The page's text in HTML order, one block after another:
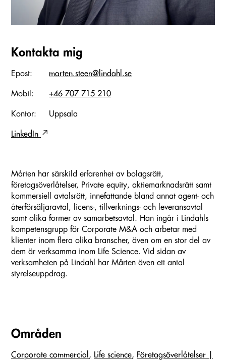
Kontakta mig
Epost: marten.steen@lindahl.se
Mobil: +46 707 715 210
Kontor: Uppsala
LinkedIn
Mårten har särskild erfarenhet av bolagsrätt,
företagsöverlåtelser, Private equity, aktiemarknadsrätt samt
kommersiell avtalsrätt, innefattande bland annat agent- och
återförsäljaravtal, licens-, tillverknings- och leveransavtal
samt olika former av samarbetsavtal. Han ingår i Lindahls
kompetensgrupp för Corporate M&A och arbetar med
klienter inom flera olika branscher, även om en stor del av
dem är verksamma inom Life Science. Vid sidan av
verksamheten på Lindahl har Mårten även ett antal
styrelseuppdrag.
Områden
Corporate commercial Life science
Företags­överlåtelser |